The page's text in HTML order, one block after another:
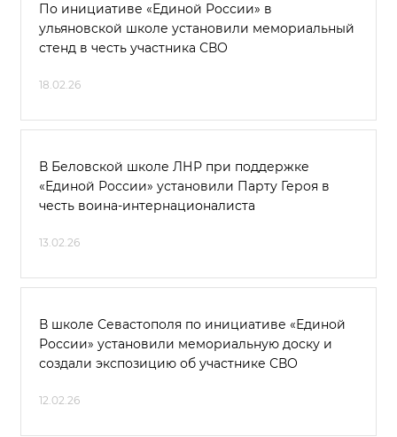
По инициативе «Единой России» в
ульяновской школе установили мемориальный
стенд в честь участника СВО
18.02.26
В Беловской школе ЛНР при поддержке
«Единой России» установили Парту Героя в
честь воина-интернационалиста
13.02.26
В школе Севастополя по инициативе «Единой
России» установили мемориальную доску и
создали экспозицию об участнике СВО
12.02.26